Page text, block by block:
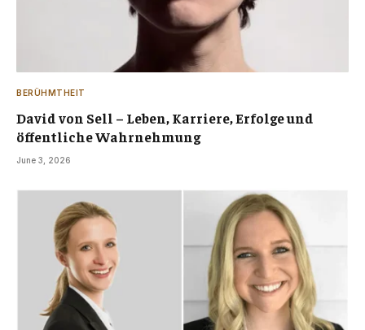
BERÜHMTHEIT
David von Sell – Leben, Karriere, Erfolge und
öffentliche Wahrnehmung
June 3, 2026